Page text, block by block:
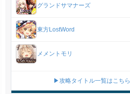
グランドサマナーズ
東方LostWord
メメントモリ
▶攻略タイトル一覧はこちら